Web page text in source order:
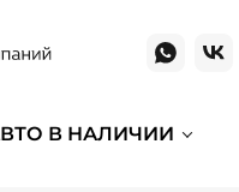
В НАЛИЧИИ